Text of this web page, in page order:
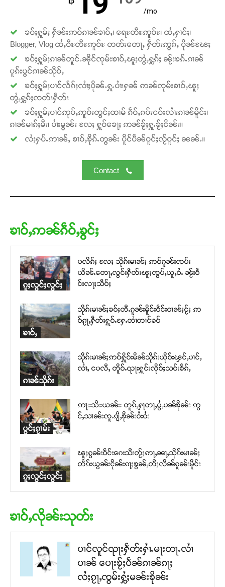
တႃႇႁႂ်ႈသဵင်ၵၢင်ၸႂ်ၵူၼ်းမိူင်း ၵူႈတီႈၵူႈလႅၼ်ပေႃးတေၸွ
တ်ႇ တူဝ်ႈလုမ်ႈၾႃႉၼၼ်ႉ ၶဝ်ႈႁူမ်ႈၵမ်ႉထႅမ် ၸုမ်းၶၢ
ဝ်ႇၽူႈတွႆႇႁွၵ်ႈ လႆႈယူႇၶႃႈဢေႃႈ။
/mo
ၶဝ်ႈႁူမ်ႈ ႁဵၼ်းဢဝ်ၵၢၼ်ၶၢဝ်ႇ၊ ရေႊတီႊဢူဝ်ႊ၊ ထႆႇႁၢင်ႈ၊
Blogger, Vlog ထႆႇဝီႊတီႊဢူဝ်ႊ တတ်းတေႃႇ ႁဵတ်းဢွၵ်ႇ ပိုၼ်ၽႄႈ
ၶဝ်ႈႁူမ်ႈၵၢၼ်တူင်ႉၼိုင်ၸုမ်းၶၢဝ်ႇၽူႈတွႆႇႁွၵ်ႈ ၼႂ်းၶၵ်ႉၵၢၼ်
ပူၵ်းပွင်ၵၢၼ်သိုဝ်ႇ
ၶဝ်ႈႁူမ်ႈပၢင်လႅၵ်ႈလၢႆႈပိုၼ်ႉႁူႉပၢႆးႁၼ် ဢၼ်ၸုမ်းၶၢဝ်ႇၽူႈ
တွႆႇႁွၵ်ႈၸတ်းႁဵတ်း
ၶဝ်ႈႁူမ်ႈပၢင်ဢုပ်ႇဢူဝ်းတွင်ႈထၢမ် ၵဵဝ်ႇၵပ်းငဝ်းလၢႆးၵၢၼ်မိူင်း၊
ၵၢၼ်မၢၵ်ႈမီး၊ ပၢႆးမွၼ်း လႄႈ ႁူဝ်ၶေႃႈ ဢၼ်ၶႂ်ႈႁူႉၶႂ်ႈငိၼ်း။
လႆႈႁပ်ႉဢၢၼ်ႇ ၶၢဝ်ႇၶိုၵ်ႉတွၼ်း ပိူင်ပဵၼ်ဝူင်ႈလႂ်ဝူင်ႈ ၼၼ်ႉ။
Contact
ၶၢဝ်ႇဢၼ်ၵဵဝ်ႇၶွင်ႈ
ၵူႈလွင်ႈလွင်ႈ
ပလိၵ်ႈ လႄႈ သိုၵ်းမၢၼ်ႈ ဢဝ်ၵူၼ်းၸပ်း
ယိၼ်ႉတေႃႇလွင်းႁဵတ်းၽူႈၸွပ်ႇယူႇဝႆႉ ၼႂ်းဝဵ
င်းလႃႈသဵဝ်ႈ
ၶၢဝ်ႇ
သိုၵ်းမၢၼ်ႈၶဝ်ႈတီႉၵူၼ်းမိူင်းဝဵင်းဝၢၼ်ႈငႂ်ႈ ဢ
ဝ်ၵႂႃႇႁဵတ်းႁူဝ်ႉႁႄႉတၢႆတၢင်ၶဝ်
ၵၢၼ်သိုၵ်း
သိုၵ်းမၢၼ်ႈဢဝ်ႁိူဝ်းမိၼ်သိုၵ်းယိုဝ်းၾင်ႇပၢင်ႇ
လၢႆႇ ငပလီႇ တိူဝ်ႉၺႃးႁူင်းလိုဝ်ႈသဝ်းၶႅၵ်ႇ
ပွင်ႈၵႂၢမ်း
ဢႃႊသီႊယၼ်ႊ တူၵ်ႇႁႃတႃႇပွႆႇပၼ်ၶိုၼ်း ဢွ
င်ႇသၢၼ်းၸူႉၵျီႇၶိုၼ်းဝႆးဝႆး
ၵူႈလွင်ႈလွင်ႈ
ၽူႈၵွၼ်းဝဵင်းၵေးသီးတႂ်ႈဢႃႇၼႃႇသိုၵ်းမၢၼ်ႈ
တဵၵ်းယွၼ်းငိုၼ်းၵႃႈၶွၼ်ႇတီႈလိၼ်ၵူၼ်းမိူင်း
ၶၢဝ်ႇလိုၼ်းသုတ်း
ပၢင်လူင်ၺႃးႁဵတ်းႁၢႆႉမႃးတႃႉလၢႆ
ပၢၼ် ​​ပေႃးၶႂ်ႈပဵၼ်ၵၢၼ်ၵႃႈ
လႆႈၵႂႃႇၸွမ်းႁွႆႈမၼ်းၶိုၼ်း